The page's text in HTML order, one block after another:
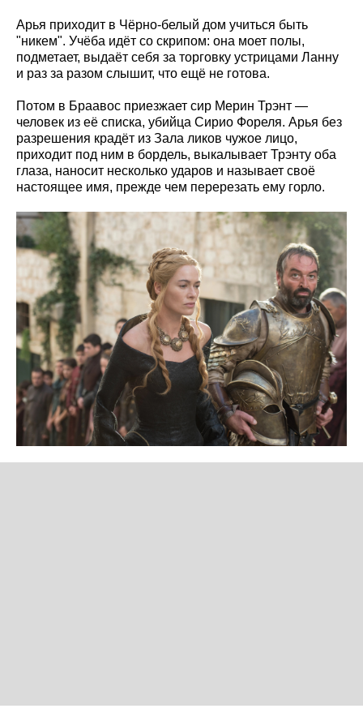
Арья приходит в Чёрно-белый дом учиться быть
"никем". Учёба идёт со скрипом: она моет полы,
подметает, выдаёт себя за торговку устрицами Ланну
и раз за разом слышит, что ещё не готова.
Потом в Браавос приезжает сир Мерин Трэнт —
человек из её списка, убийца Сирио Фореля. Арья без
разрешения крадёт из Зала ликов чужое лицо,
приходит под ним в бордель, выкалывает Трэнту оба
глаза, наносит несколько ударов и называет своё
настоящее имя, прежде чем перерезать ему горло.